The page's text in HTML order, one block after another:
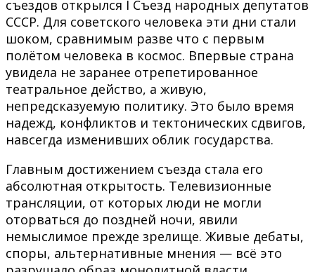
съездов открылся I Съезд народных депутатов
СССР. Для советского человека эти дни стали
шоком, сравнимым разве что с первым
полётом человека в космос. Впервые страна
увидела не заранее отрепетированное
театральное действо, а живую,
непредсказуемую политику. Это было время
надежд, конфликтов и тектонических сдвигов,
навсегда изменивших облик государства.
Главным достижением съезда стала его
абсолютная открытость. Телевизионные
трансляции, от которых люди не могли
оторваться до поздней ночи, явили
немыслимое прежде зрелище. Живые дебаты,
споры, альтернативные мнения — всё это